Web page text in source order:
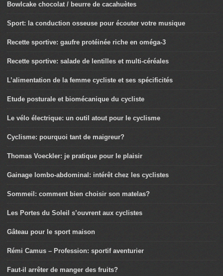
Bowlcake chocolat / beurre de cacahuètes
Sport: la conduction osseuse pour écouter votre musique
Recette sportive: gaufre protéinée riche en oméga-3
Recette sportive: salade de lentilles et multi-céréales
L’alimentation de la femme cycliste et ses spécificités
Etude posturale et biomécanique du cycliste
Le vélo électrique: un outil atout pour le cyclisme
Cyclisme: pourquoi tant de maigreur?
Thomas Voeckler: je pratique pour le plaisir
Gainage lombo-abdominal: intérêt chez les cyclistes
Sommeil: comment bien choisir son matelas?
Les Portes du Soleil s’ouvrent aux cyclistes
Gâteau pour le sport maison
Rémi Camus – Profession: sportif aventurier
Faut-il arrêter de manger des fruits?